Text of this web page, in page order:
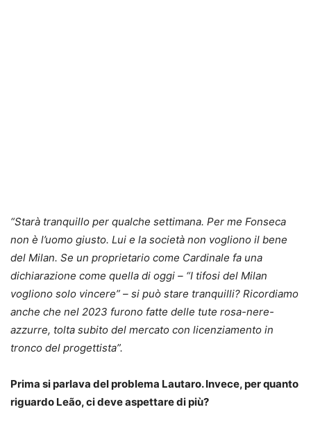
“Starà tranquillo per qualche settimana. Per me Fonseca
non è l’uomo giusto. Lui e la società non vogliono il bene
del Milan. Se un proprietario come Cardinale fa una
dichiarazione come quella di oggi – “I tifosi del Milan
vogliono solo vincere” – si può stare tranquilli? Ricordiamo
anche che nel 2023 furono fatte delle tute rosa-nere-
azzurre, tolta subito del mercato con licenziamento in
tronco del progettista”.
Prima si parlava del problema Lautaro. Invece, per quanto
riguardo Leão, ci deve aspettare di più?